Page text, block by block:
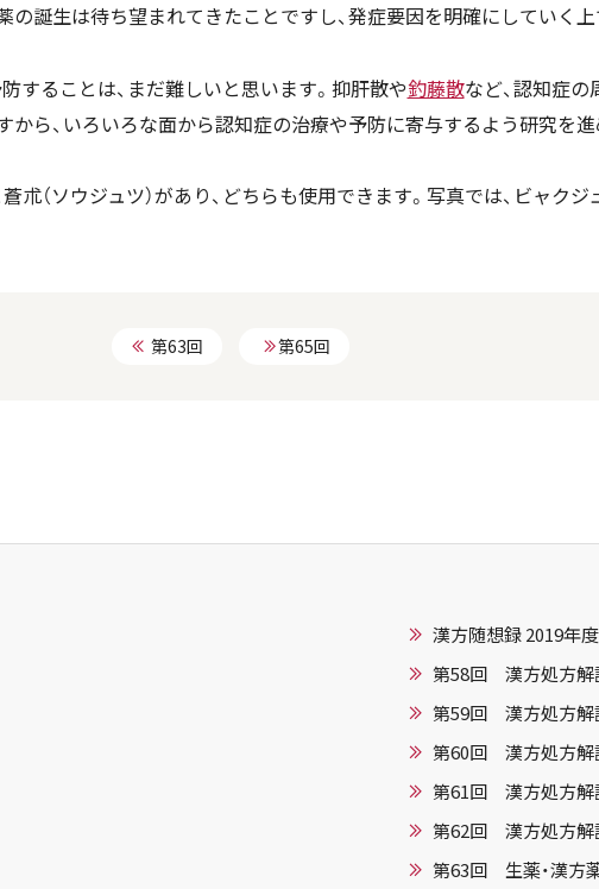
誕生は待ち望まれてきたことですし、発症要因を明確にしていく上
することは、まだ難しいと思います。抑肝散や釣藤散など、認知症の
ら、いろいろな面から認知症の治療や予防に寄与するよう研究を進
朮（ソウジュツ）があり、どちらも使用できます。写真では、ビャク
第63回 第65回
漢方随想録 2019年度
第58回 漢方処方解
第59回 漢方処方解
第60回 漢方処方解
第61回 漢方処方解
第62回 漢方処方解
第63回 生薬・漢方